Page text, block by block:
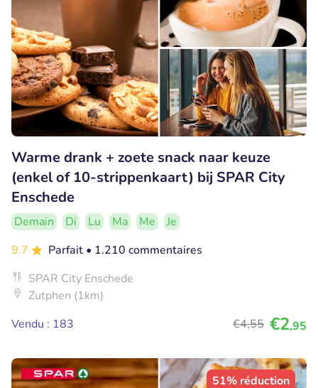
Warme drank + zoete snack naar keuze
(enkel of 10-strippenkaart) bij SPAR City
Enschede
Demain Di Lu Ma Me
Je
9.7
Parfait • 1.210 commentaires
SPAR City Enschede
Zutphen (1km)
Vendu : 183
€4,55 €2,95
51% réduction